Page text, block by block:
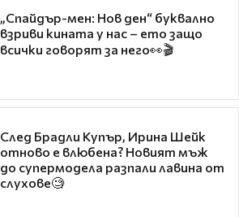
„Спайдър-мен: Нов ден“ буквално
взриви кината у нас – ето защо
всички говорят за него👀🎬
След Брадли Купър, Ирина Шейк
отново е влюбена? Новият мъж
до супермодела разпали лавина от
слухове🧐